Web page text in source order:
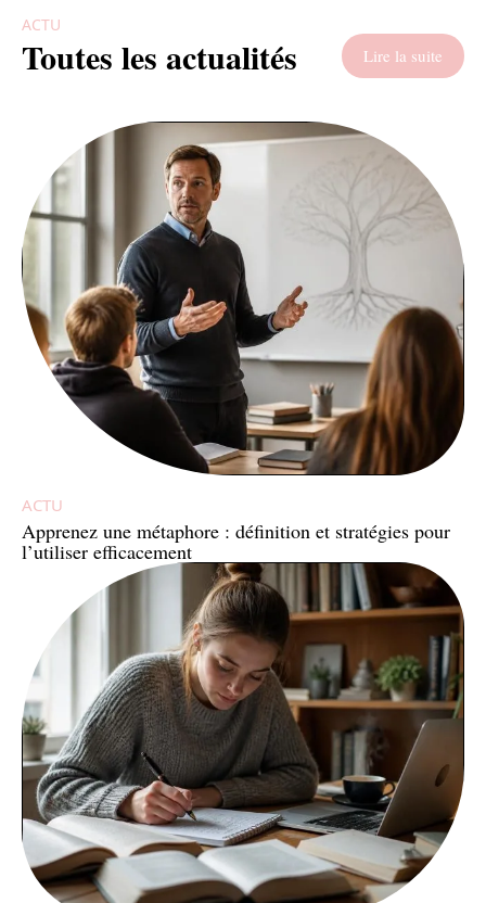
ACTU
Toutes les actualités Lire la suite
ACTU
Apprenez une métaphore : définition et stratégies pour
l’utiliser efficacement